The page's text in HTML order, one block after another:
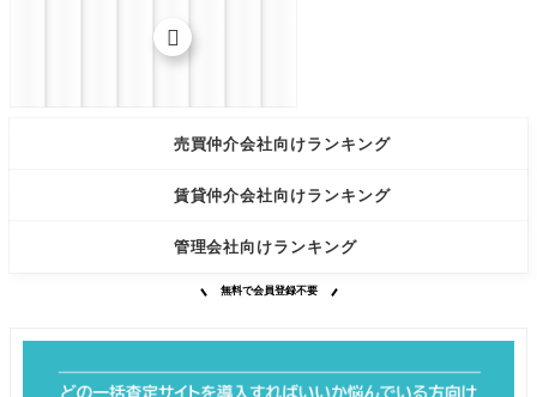
売買仲介会社向けランキング
賃貸仲介会社向けランキング
管理会社向けランキング
無料で会員登録不要
